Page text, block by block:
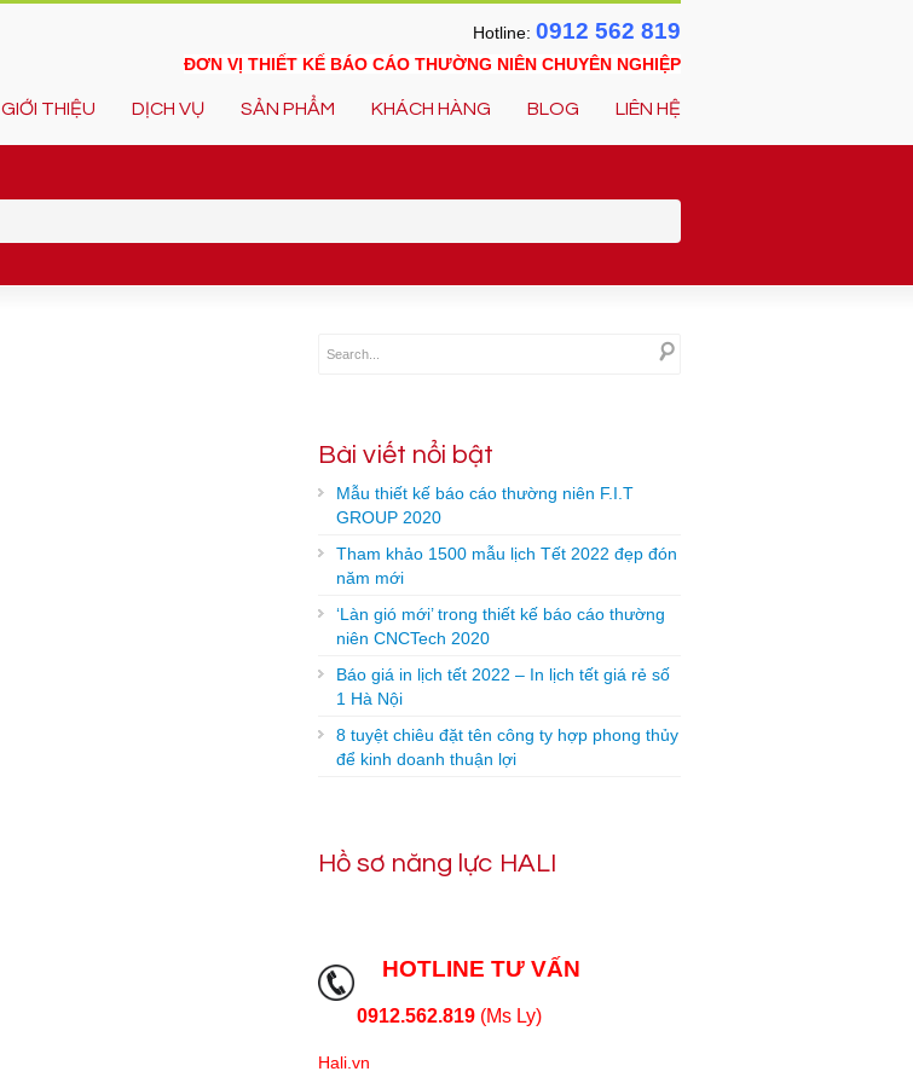
Hotline: 0912 562 819
ĐƠN VỊ THIẾT KẾ BÁO CÁO THƯỜNG NIÊN CHUYÊN NGHIỆP
GIỚI THIỆU DỊCH VỤ SẢN PHẨM KHÁCH HÀNG BLOG LIÊN HỆ
Bài viết nổi bật
Mẫu thiết kế báo cáo thường niên F.I.T
GROUP 2020
Tham khảo 1500 mẫu lịch Tết 2022 đẹp đón
năm mới
‘Làn gió mới’ trong thiết kế báo cáo thường
niên CNCTech 2020
Báo giá in lịch tết 2022 – In lịch tết giá rẻ số
1 Hà Nội
8 tuyệt chiêu đặt tên công ty hợp phong thủy
để kinh doanh thuận lợi
Hồ sơ năng lực HALI
HOTLINE TƯ VẤN
0912.562.819 (Ms Ly)
Hali.vn